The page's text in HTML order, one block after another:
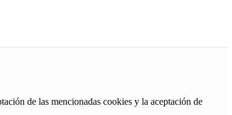
de las mencionadas cookies y la aceptación de